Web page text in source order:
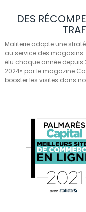
DES
Maliterie adopte une
au service des
élu chaque année depuis
2024» par le magazine
booster les visites dans